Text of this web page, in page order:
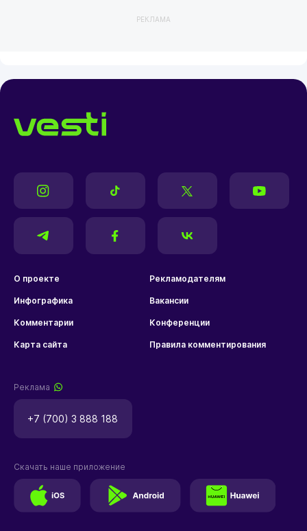
РЕКЛАМА
О проекте Рекламодателям
Инфографика Вакансии
Комментарии Конференции
Карта сайта Правила комментирования
Реклама
+7 (700) 3 888 188
Скачать наше приложение